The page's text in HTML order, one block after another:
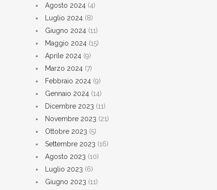
Agosto 2024 (4)
Luglio 2024 (8)
Giugno 2024 (11)
Maggio 2024 (15)
Aprile 2024 (9)
Marzo 2024 (7)
Febbraio 2024 (9)
Gennaio 2024 (14)
Dicembre 2023 (11)
Novembre 2023 (21)
Ottobre 2023 (5)
Settembre 2023 (16)
Agosto 2023 (10)
Luglio 2023 (6)
Giugno 2023 (11)